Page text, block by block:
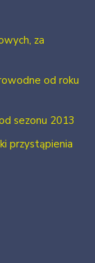
za
od roku
sezonu 2013
przystąpienia